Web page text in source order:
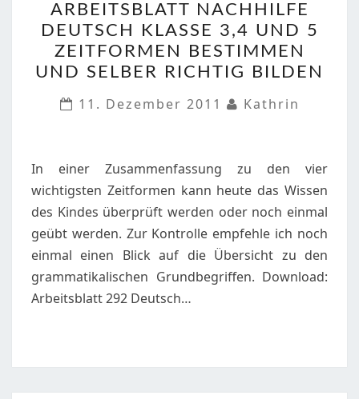
NACHHILFE
DEUTSCH
KLASSE
3,4
UND
BESTIMMEN
UND
SELBER
RICHTIG
BILDEN
ARBEITSBLATT NACHHILFE
DEUTSCH KLASSE 3,4 UND 5
ZEITFORMEN BESTIMMEN
UND SELBER RICHTIG BILDEN
11. Dezember 2011
Kathrin
In einer Zusammenfassung zu den vier
wichtigsten Zeitformen kann heute das Wissen
des Kindes überprüft werden oder noch einmal
geübt werden. Zur Kontrolle empfehle ich noch
einmal einen Blick auf die Übersicht zu den
grammatikalischen Grundbegriffen. Download:
Arbeitsblatt 292 Deutsch…